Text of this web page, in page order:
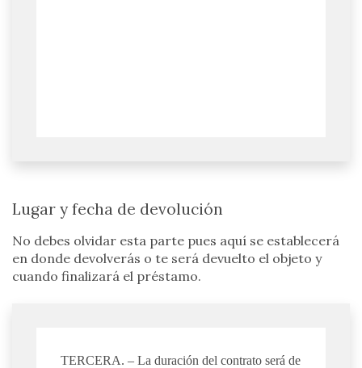
Lugar y fecha de devolución
No debes olvidar esta parte pues aquí se establecerá
en donde devolverás o te será devuelto el objeto y
cuando finalizará el préstamo.
TERCERA. – La duración del contrato será de